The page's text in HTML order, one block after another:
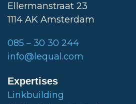
Ellermanstraat 23
1114 AK Amsterdam
085 – 30 30 244
info@lequal.com
Expertises
Linkbuilding